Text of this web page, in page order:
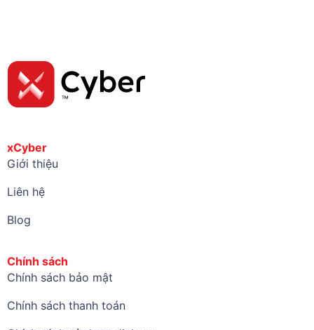
xCyber
Giới thiệu
Liên hệ
Blog
Chính sách
Chính sách bảo mật
Chính sách thanh toán